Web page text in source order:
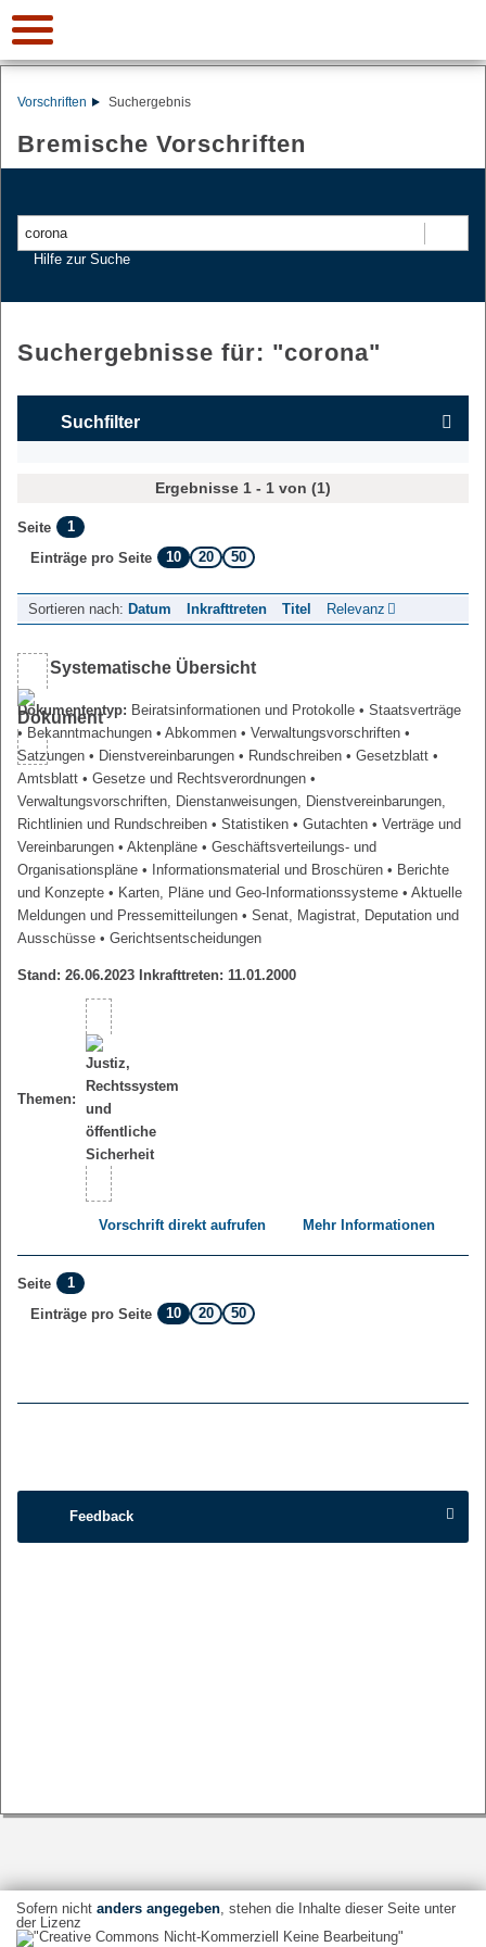
Vorschriften Suchergebnis
Bremische Vorschriften
Hilfe zur Suche
Suchergebnisse für: "corona"
Suchfilter
Ergebnisse 1 - 1 von (1)
Seite
1
Einträge pro Seite
10 20 50
Sortieren nach: Datum Inkrafttreten Titel Relevanz
Systematische Übersicht
Dokumententyp: Beiratsinformationen und Protokolle • Staatsverträge
• Bekanntmachungen • Abkommen • Verwaltungsvorschriften •
Satzungen • Dienstvereinbarungen • Rundschreiben • Gesetzblatt •
Amtsblatt • Gesetze und Rechtsverordnungen •
Verwaltungsvorschriften, Dienstanweisungen, Dienstvereinbarungen,
Richtlinien und Rundschreiben • Statistiken • Gutachten • Verträge und
Vereinbarungen • Aktenpläne • Geschäftsverteilungs- und
Organisationspläne • Informationsmaterial und Broschüren • Berichte
und Konzepte • Karten, Pläne und Geo-Informationssysteme • Aktuelle
Meldungen und Pressemitteilungen • Senat, Magistrat, Deputation und
Ausschüsse • Gerichtsentscheidungen
Stand: 26.06.2023 Inkrafttreten: 11.01.2000
Themen:
Vorschrift direkt aufrufen Mehr Informationen
Seite
1
Einträge pro Seite
10 20 50
Feedback
Sofern nicht anders angegeben, stehen die Inhalte dieser Seite unter
der Lizenz